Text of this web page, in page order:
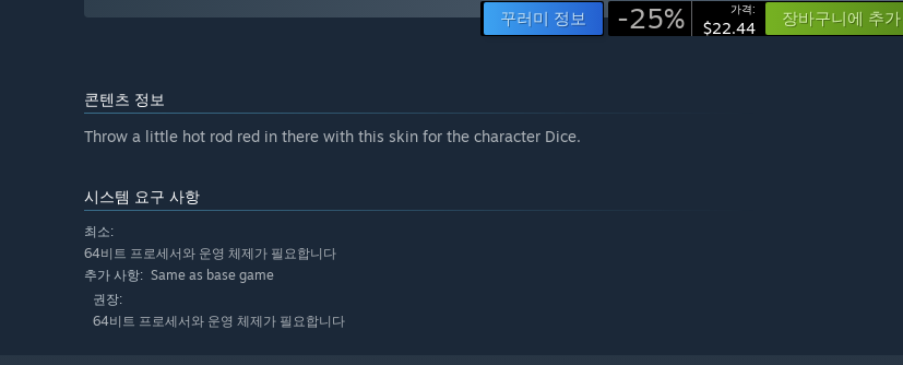
꾸러미 정보 -25% 가격:
$22.44 장바구니에 추가
콘텐츠 정보
Throw a little hot rod red in there with this skin for the character Dice.
시스템 요구 사항
최소:
64비트 프로세서와 운영 체제가 필요합니다
추가 사항: Same as base game
권장:
64비트 프로세서와 운영 체제가 필요합니다